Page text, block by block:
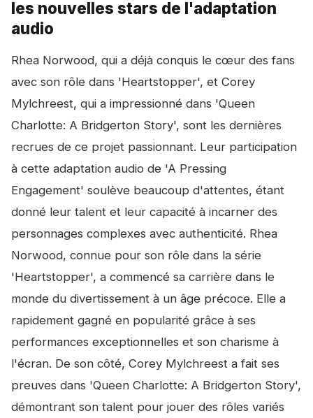
les nouvelles stars de l'adaptation
audio
Rhea Norwood, qui a déjà conquis le cœur des fans
avec son rôle dans 'Heartstopper', et Corey
Mylchreest, qui a impressionné dans 'Queen
Charlotte: A Bridgerton Story', sont les dernières
recrues de ce projet passionnant. Leur participation
à cette adaptation audio de 'A Pressing
Engagement' soulève beaucoup d'attentes, étant
donné leur talent et leur capacité à incarner des
personnages complexes avec authenticité. Rhea
Norwood, connue pour son rôle dans la série
'Heartstopper', a commencé sa carrière dans le
monde du divertissement à un âge précoce. Elle a
rapidement gagné en popularité grâce à ses
performances exceptionnelles et son charisme à
l'écran. De son côté, Corey Mylchreest a fait ses
preuves dans 'Queen Charlotte: A Bridgerton Story',
démontrant son talent pour jouer des rôles variés